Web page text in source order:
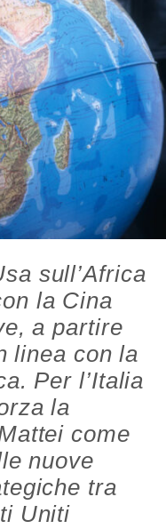
sull’Africa
la Cina
a partire
linea con la
Per l’Italia
la
come
nuove
tra
Uniti